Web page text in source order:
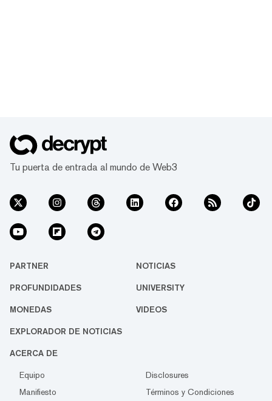
Tu puerta de entrada al mundo de Web3
PARTNER NOTICIAS
PROFUNDIDADES UNIVERSITY
MONEDAS VIDEOS
EXPLORADOR DE NOTICIAS
ACERCA DE
Equipo
Disclosures
Manifiesto
Términos y Condiciones